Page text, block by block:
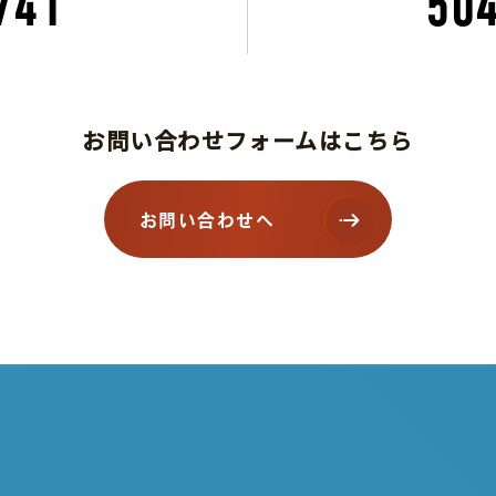
お問い合わせフォームはこちら
お問い合わせへ